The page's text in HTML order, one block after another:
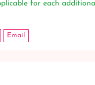
for each
Email